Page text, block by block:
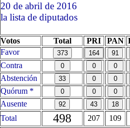
20 de abril de 2016
la lista de diputados
Votos Total PRI PAN
Favor
Contra
Abstención
Quórum *
Ausente
Total
498 207 109